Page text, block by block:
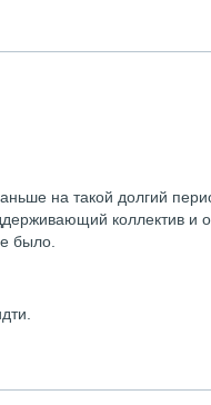
на такой долгий
коллектив и
было.